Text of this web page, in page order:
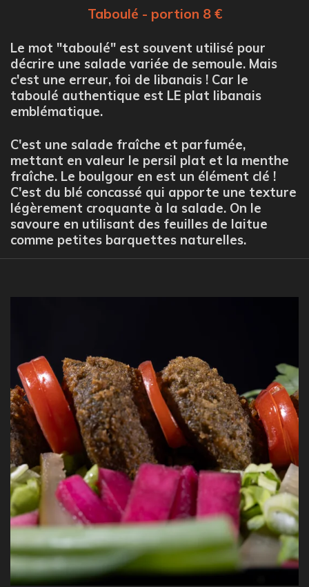
Taboulé - portion 8 €
Le mot "taboulé" est souvent utilisé pour
décrire une salade variée de semoule. Mais
c'est une erreur, foi de libanais ! Car le
taboulé authentique est LE plat libanais
emblématique.
C'est une salade fraîche et parfumée,
mettant en valeur le persil plat et la menthe
fraîche. Le boulgour en est un élément clé !
C'est du blé concassé qui apporte une texture
légèrement croquante à la salade. On le
savoure en utilisant des feuilles de laitue
comme petites barquettes naturelles.